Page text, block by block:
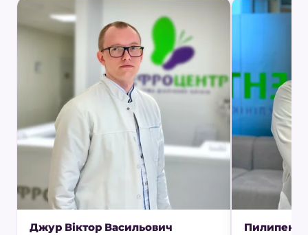
Джур Віктор Васильович Пилипенко